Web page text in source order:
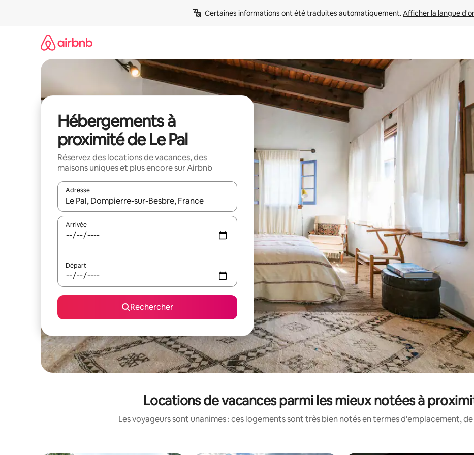
Certaines informations ont été traduites automatiquement. Afficher la langue
Hébergements à
proximité de Le Pal
Réservez des locations de vacances, des
maisons uniques et plus encore sur Airbnb
Adresse
Lorsque les résultats s'affichent, utilisez les flèches vers le haut et vers le bas pour les parcourir ou en appuyant et en faisant
Arrivée
Départ
Rechercher
Locations de vacances parmi les mieux notées à
Les voyageurs sont unanimes : ces logements sont très bien notés en termes d'emplacement,